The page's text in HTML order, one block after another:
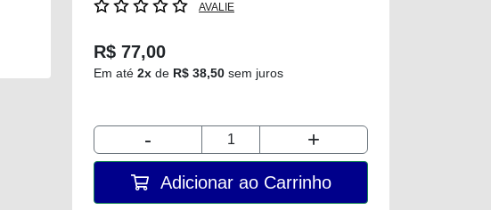
AVALIE
R$ 77,00
Em até 2x de R$ 38,50 sem juros
- +
Adicionar ao Carrinho